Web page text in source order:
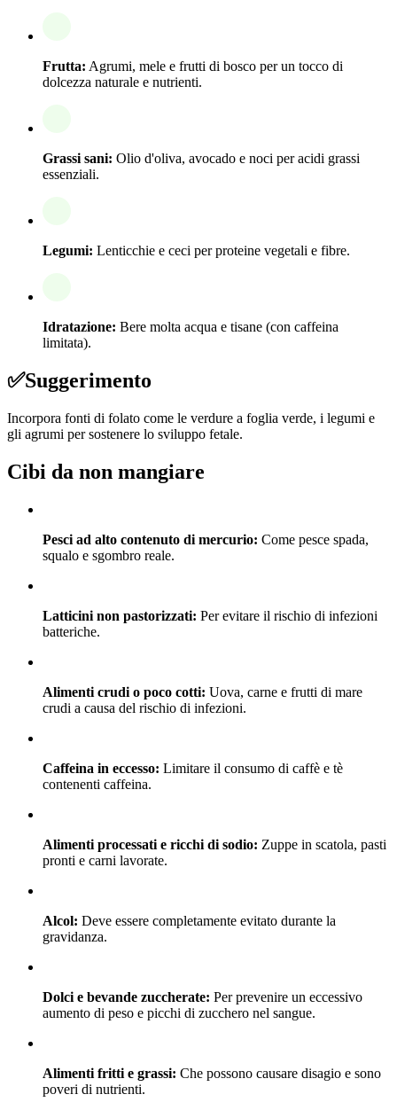
Frutta: Agrumi, mele e frutti di bosco per un tocco di
dolcezza naturale e nutrienti.
Grassi sani: Olio d'oliva, avocado e noci per acidi grassi
essenziali.
Legumi: Lenticchie e ceci per proteine vegetali e fibre.
Idratazione: Bere molta acqua e tisane (con caffeina
limitata).
✅Suggerimento
Incorpora fonti di folato come le verdure a foglia verde, i legumi e
gli agrumi per sostenere lo sviluppo fetale.
Cibi da non mangiare
Pesci ad alto contenuto di mercurio: Come pesce spada,
squalo e sgombro reale.
Latticini non pastorizzati: Per evitare il rischio di infezioni
batteriche.
Alimenti crudi o poco cotti: Uova, carne e frutti di mare
crudi a causa del rischio di infezioni.
Caffeina in eccesso: Limitare il consumo di caffè e tè
contenenti caffeina.
Alimenti processati e ricchi di sodio: Zuppe in scatola, pasti
pronti e carni lavorate.
Alcol: Deve essere completamente evitato durante la
gravidanza.
Dolci e bevande zuccherate: Per prevenire un eccessivo
aumento di peso e picchi di zucchero nel sangue.
Alimenti fritti e grassi: Che possono causare disagio e sono
poveri di nutrienti.